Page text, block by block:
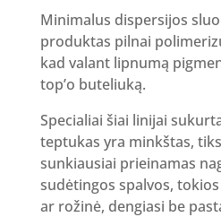
Minimalus dispersijos
produktas pilnai
kad valant lipnumą
top’o buteliuką.
Specialiai šiai linijai
teptukas yra minkštas,
sunkiausiai prieinamas
sudėtingos spalvos,
ar rožinė, dengiasi be